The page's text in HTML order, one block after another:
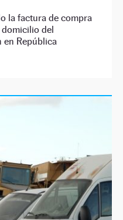
la factura de compra
del
en República